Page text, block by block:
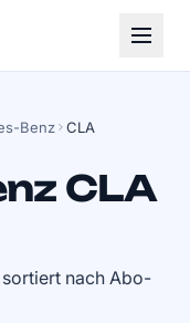
Benz CLA
CLA
nach Abo-